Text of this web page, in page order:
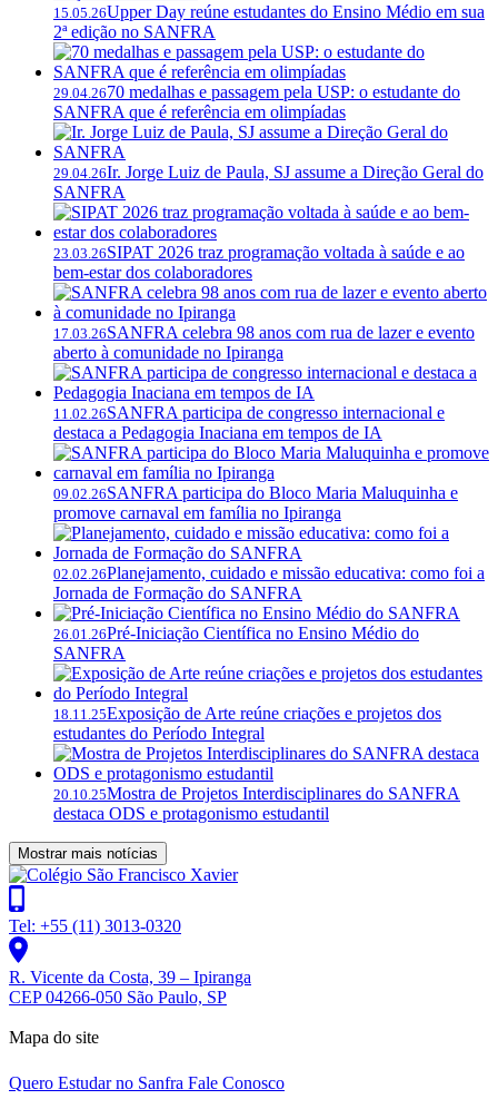
15.05.26Upper Day reúne estudantes do Ensino Médio em sua
2ª edição no SANFRA
29.04.2670 medalhas e passagem pela USP: o estudante do
SANFRA que é referência em olimpíadas
29.04.26Ir. Jorge Luiz de Paula, SJ assume a Direção Geral do
SANFRA
23.03.26SIPAT 2026 traz programação voltada à saúde e ao
bem-estar dos colaboradores
17.03.26SANFRA celebra 98 anos com rua de lazer e evento
aberto à comunidade no Ipiranga
11.02.26SANFRA participa de congresso internacional e
destaca a Pedagogia Inaciana em tempos de IA
09.02.26SANFRA participa do Bloco Maria Maluquinha e
promove carnaval em família no Ipiranga
02.02.26Planejamento, cuidado e missão educativa: como foi a
Jornada de Formação do SANFRA
26.01.26Pré-Iniciação Científica no Ensino Médio do
SANFRA
18.11.25Exposição de Arte reúne criações e projetos dos
estudantes do Período Integral
20.10.25Mostra de Projetos Interdisciplinares do SANFRA
destaca ODS e protagonismo estudantil
Mostrar mais notícias
Tel: +55 (11) 3013-0320
R. Vicente da Costa, 39 – Ipiranga
CEP 04266-050 São Paulo, SP
Mapa do site
Quero Estudar no Sanfra Fale Conosco